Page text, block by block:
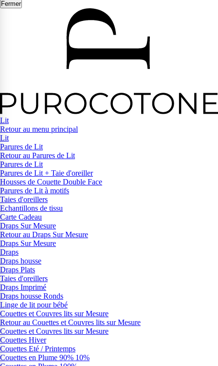
Fermer
Lit
Retour au menu principal
Lit
Parures de Lit
Retour au Parures de Lit
Parures de Lit
Parures de Lit + Taie d'oreiller
Housses de Couette Double Face
Parures de Lit à motifs
Taies d'oreillers
Echantillons de tissu
Carte Cadeau
Draps Sur Mesure
Retour au Draps Sur Mesure
Draps Sur Mesure
Draps
Draps housse
Draps Plats
Taies d'oreillers
Draps Imprimé
Draps housse Ronds
Linge de lit pour bébé
Couettes et Couvres lits sur Mesure
Retour au Couettes et Couvres lits sur Mesure
Couettes et Couvres lits sur Mesure
Couettes Hiver
Couettes Eté / Printemps
Couettes en Plume 90% 10%